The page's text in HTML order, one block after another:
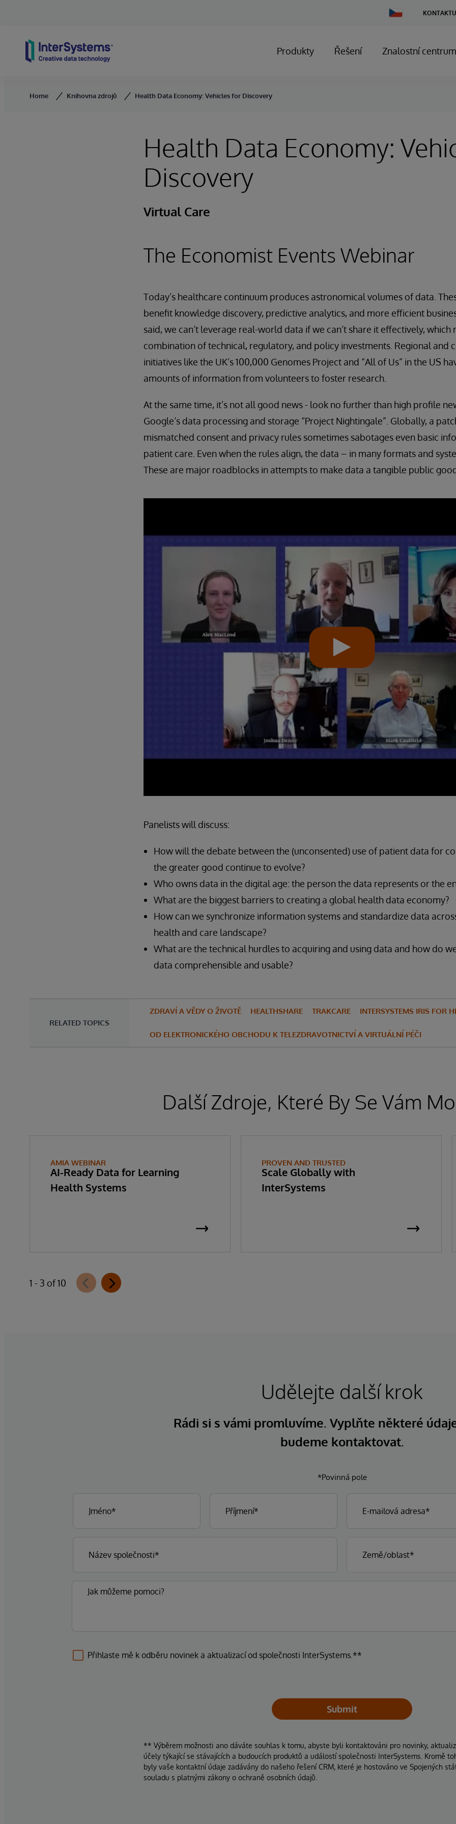
Change
Country
Produkty Řešení Znalostní centrum
Home Knihovna zdrojů Health Data Economy: Vehicles for Discovery
Health Data Economy:
Discovery
Virtual Care
The Economist Events Webinar
Today’s healthcare continuum produces astronomical volumes of data.
benefit knowledge discovery, predictive analytics, and more efficient
said, we can’t leverage real-world data if we can’t share it effectively, which
combination of technical, regulatory, and policy investments. Regional and
initiatives like the UK’s 100,000 Genomes Project and “All of Us” in the US
amounts of information from volunteers to foster research.
At the same time, it’s not all good news - look no further than high profile
Google’s data processing and storage “Project Nightingale”. Globally, a
mismatched consent and privacy rules sometimes sabotages even basic
patient care. Even when the rules align, the data – in many formats and
These are major roadblocks in attempts to make data a tangible public
Panelists will discuss:
How will the debate between the (unconsented) use of patient data for
the greater good continue to evolve?
Who owns data in the digital age: the person the data represents or the
What are the biggest barriers to creating a global health data economy?
How can we synchronize information systems and standardize data
health and care landscape?
What are the technical hurdles to acquiring and using data and how do
data comprehensible and usable?
RELATED TOPICS
ZDRAVÍ A VĚDY O ŽIVOTĚ HEALTHSHARE TRAKCARE INTERSYSTEMS IRIS FOR
OD ELEKTRONICKÉHO OBCHODU K TELEZDRAVOTNICTVÍ A VIRTUÁLNÍ PÉČI
Další Zdroje, Které By Se Vám
AMIA WEBINAR
AI-Ready Data for Learning
Health Systems
PROVEN AND TRUSTED
Scale Globally with
InterSystems
1 - 3 of 10
Udělejte další krok
Rádi si s vámi promluvíme. Vyplňte některé
budeme kontaktovat.
*Povinná pole
Přihlaste mě k odběru novinek a aktualizací od společnosti InterSystems.**
Submit
** Výběrem možnosti ano dáváte souhlas k tomu, abyste byli kontaktováni pro novinky,
účely týkající se stávajících a budoucích produktů a událostí společnosti InterSystems. Kromě
byly vaše kontaktní údaje zadávány do našeho řešení CRM, které je hostováno ve Spojených
souladu s platnými zákony o ochraně osobních údajů.